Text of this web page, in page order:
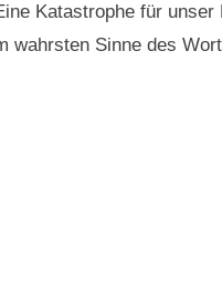
Katastrophe für
Sinne des